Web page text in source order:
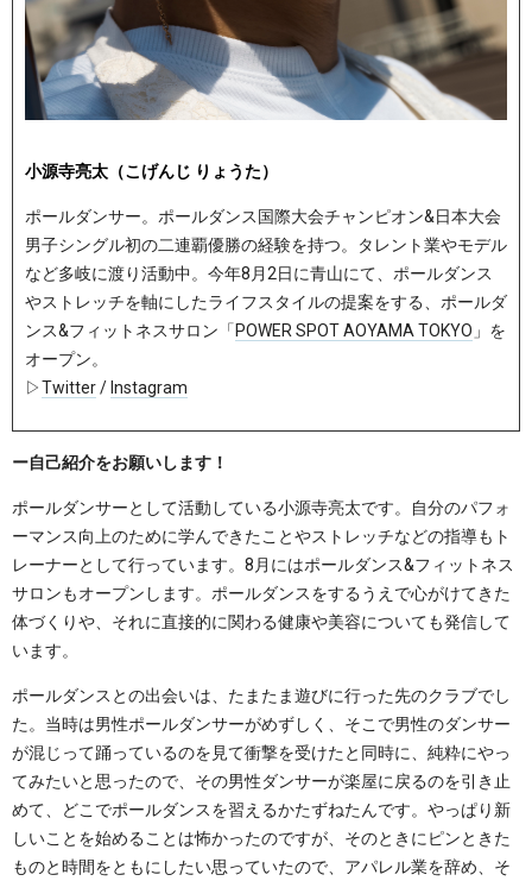
小源寺亮太（こげんじ りょうた）
ポールダンサー。ポールダンス国際大会チャンピオン&日本大会
男子シングル初の二連覇優勝の経験を持つ。タレント業やモデル
など多岐に渡り活動中。今年8月2日に青山にて、ポールダンス
やストレッチを軸にしたライフスタイルの提案をする、ポールダ
ンス&フィットネスサロン「 POWER SPOT AOYAMA TOKYO 」を
オープン。
▷Twitter/ Instagram
ー自己紹介をお願いします！
ポールダンサーとして活動している小源寺亮太です。自分のパフォ
ーマンス向上のために学んできたことやストレッチなどの指導もト
レーナーとして行っています。8月にはポールダンス&フィットネス
サロンもオープンします。ポールダンスをするうえで心がけてきた
体づくりや、それに直接的に関わる健康や美容についても発信して
います。
ポールダンスとの出会いは、たまたま遊びに行った先のクラブでし
た。当時は男性ポールダンサーがめずしく、そこで男性のダンサー
が混じって踊っているのを見て衝撃を受けたと同時に、純粋にやっ
てみたいと思ったので、その男性ダンサーが楽屋に戻るのを引き止
めて、どこでポールダンスを習えるかたずねたんです。やっぱり新
しいことを始めることは怖かったのですが、そのときにピンときた
ものと時間をともにしたい思っていたので、アパレル業を辞め、そ